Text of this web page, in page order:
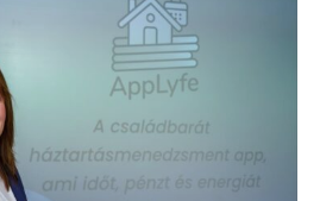
nem vezet jóra,
pihenőt kell tartani. Talán a
jönnek az életünkbe…
talál awww.sziamaci.hu
híreket és